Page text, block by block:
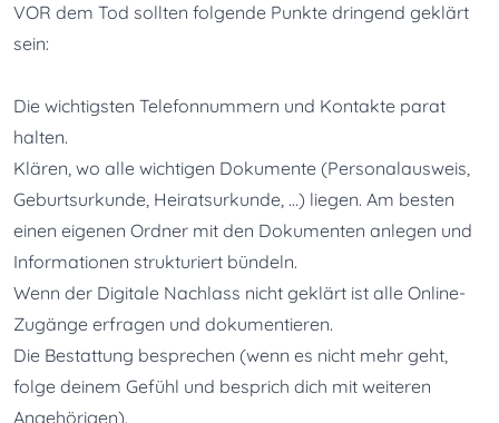
VOR dem Tod sollten folgende Punkte dringend geklärt
sein:
Die wichtigsten Telefonnummern und Kontakte parat
halten.
Klären, wo alle wichtigen Dokumente (Personalausweis,
Geburtsurkunde, Heiratsurkunde, ...) liegen. Am besten
einen eigenen Ordner mit den Dokumenten anlegen und
Informationen strukturiert bündeln.
Wenn der Digitale Nachlass nicht geklärt ist alle Online-
Zugänge erfragen und dokumentieren.
Die Bestattung besprechen (wenn es nicht mehr geht,
folge deinem Gefühl und besprich dich mit weiteren
Angehörigen).